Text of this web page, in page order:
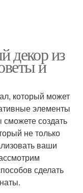
декор из
и
который может
элементы
создать
не только
ваши
сделать